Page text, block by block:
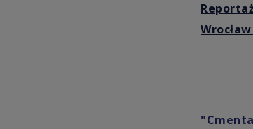
Wrocław